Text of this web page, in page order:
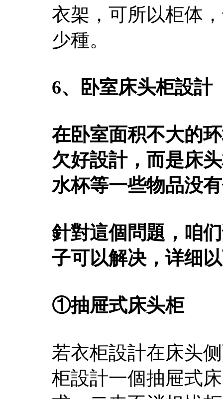
衣架，可所以柜体
少種。
6、卧室床头柜設計
在卧室面积不大的
欠好設計，而是床
水杯等一些物品没
針對這個問題，咱
子可以解决，详细
①抽屉式床头柜
若衣柜設計在床头
柜設計一個抽屉式